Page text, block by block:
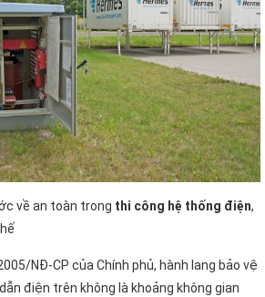
về an toàn trong thi công hệ thống điện,
NĐ-CP của Chính phủ, hành lang bảo vệ
điện trên không là khoảng không gian